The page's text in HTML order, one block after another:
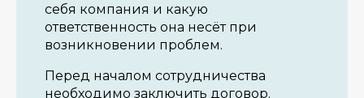
себя компания и какую
ответственность она несёт при
возникновении проблем.
Перед началом сотрудничества
необходимо заключить договор.